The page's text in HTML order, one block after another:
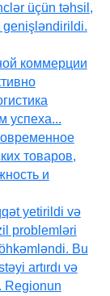
üçün təhsil,
genişləndirildi.
коммерции
успеха...
товаров,
и
yetirildi və
problemləri
Bu
artırdı və
Regionun